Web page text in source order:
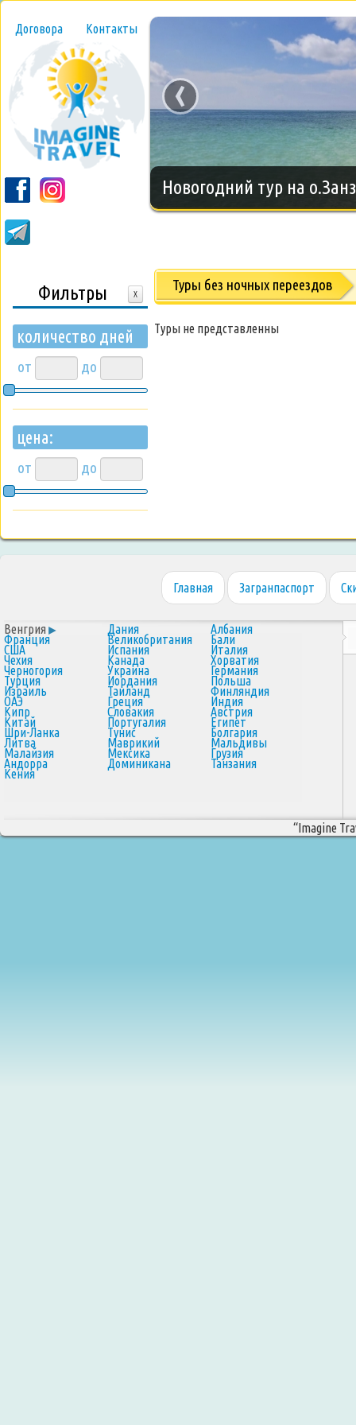
Договора Контакты
Новогодний тур на
‹
Фильтры X
количество дней
от до
цена:
от до
Туры без ночных переездов
Туры не представленны
Главная Загранпаспорт
Венгрия Дания Албания
Франция Великобритания Бали
США Испания Италия
Чехия Канада Хорватия
Черногория Украина Германия
Турция Иордания Польша
Израиль Таиланд Финляндия
ОАЭ Греция Индия
Кипр Словакия Австрия
Китай Португалия Египет
Шри-Ланка Тунис Болгария
Литва Маврикий Мальдивы
Малайзия Мексика Грузия
Андорра Доминикана Танзания
Кения
“Imagine